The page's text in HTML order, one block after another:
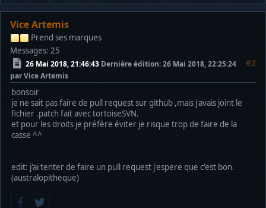
Vice Artemis
Prend ses marques
Messages: 25
26 Mai 2018, 21:46:43 #2
Dernière édition: 26 Mai 2018, 22:25:24
par Vice Artemis
bonsoir
je ne sait pas faire de pull request sur github ,mais j'avais joint le
fichier .patch fait avec tortoiseSVN.
et pour les droits je préfère éviter je risque trop de faire de la
casse ^^
edit: j'ai tenter de faire un pull request j'espere que c'est bon.
(australopitheque)